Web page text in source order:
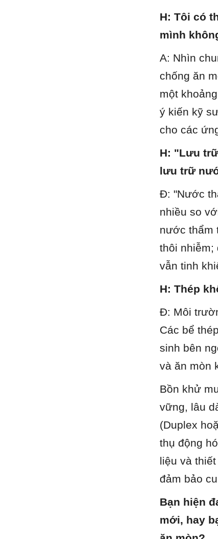
H: Tôi có
mình
A: Nhìn
chống ăn
một
ý kiến ​​kỹ
cho các
H: "Lưu
lưu trữ
Đ: "Nước
nhiều so
nước thẩm
thôi nhiễm;
vẫn tinh
H: Thép
Đ: Môi
Các bể
sinh bên
và ăn mòn
Bồn khử
vững, lâu
(Duplex
thụ động
liệu và
đảm bảo
Bạn hiện
mới, hay